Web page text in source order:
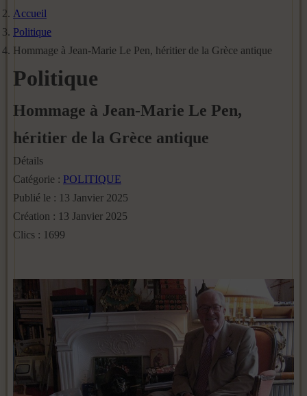
Accueil
Politique
Hommage à Jean-Marie Le Pen, héritier de la Grèce antique
Politique
Hommage à Jean-Marie Le Pen,
héritier de la Grèce antique
Détails
Catégorie : POLITIQUE
Publié le : 13 Janvier 2025
Création : 13 Janvier 2025
Clics : 1699